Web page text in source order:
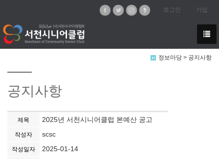
로그인 가입
정보마당 > 공지사항
공지사항
제목 2025년 서천시니어클럽 본예산 공고
작성자 scsc
작성일자 2025-01-14